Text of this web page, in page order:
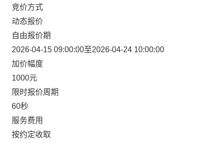
竞价方式
动态报价
自由报价期
2026-04-15 09:00:00至2026-04-24 10:00:00
加价幅度
1000元
限时报价周期
60秒
服务费用
按约定收取